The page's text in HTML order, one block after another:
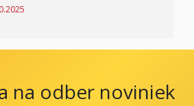
na odber noviniek